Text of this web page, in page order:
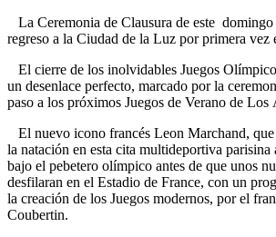
La Ceremonia de Clausura de este
regreso a la Ciudad de la Luz por primera vez
El cierre de los inolvidables Juegos
un desenlace perfecto, marcado por la
paso a los próximos Juegos de Verano de Los
El nuevo icono francés Leon Marchand, que
la natación en esta cita multideportiva parisina
bajo el pebetero olímpico antes de que unos
desfilaran en el Estadio de France, con un
la creación de los Juegos modernos, por el
Coubertin.